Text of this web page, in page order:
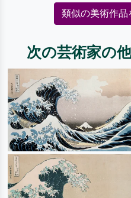
類似の美術作品
次の芸術家の